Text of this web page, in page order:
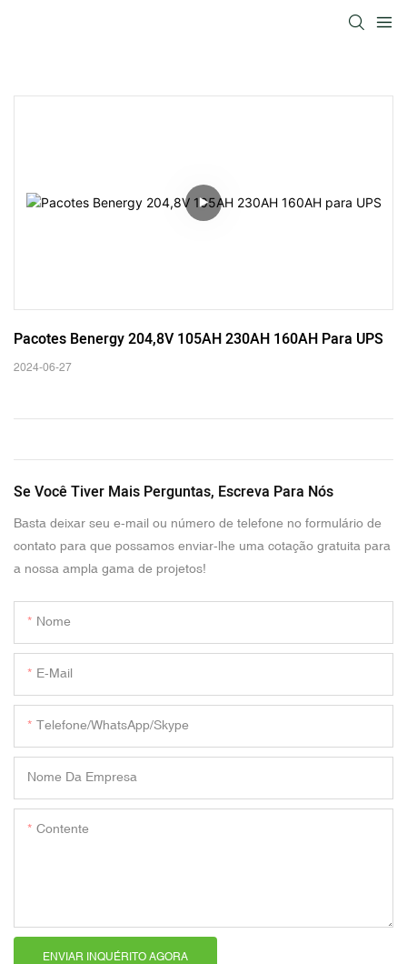
Pacotes Benergy 204,8V 105AH 230AH 160AH Para UPS
2024-06-27
Se Você Tiver Mais Perguntas, Escreva Para Nós
Basta deixar seu e-mail ou número de telefone no formulário de
contato para que possamos enviar-lhe uma cotação gratuita para
a nossa ampla gama de projetos!
Nome
E-Mail
Telefone/WhatsApp/Skype
Nome Da Empresa
Contente
ENVIAR INQUÉRITO AGORA